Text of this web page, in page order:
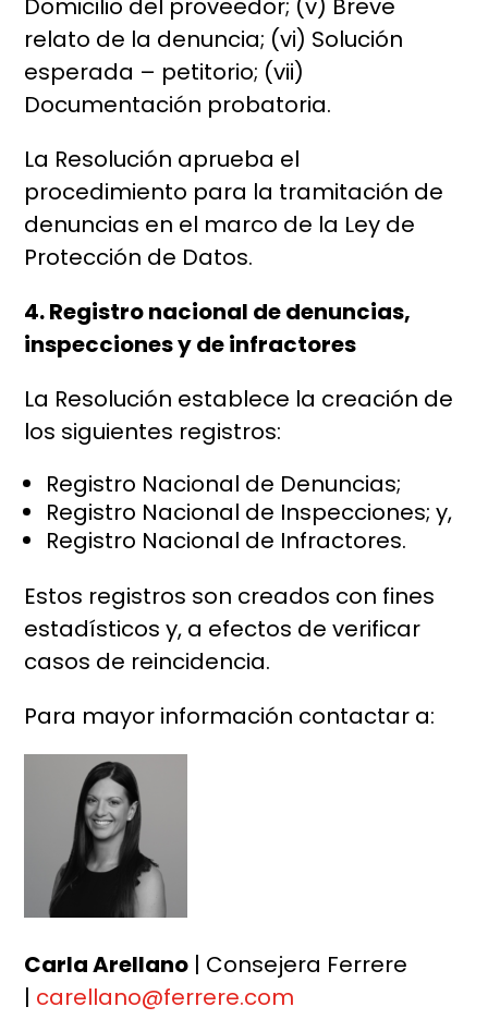
Domicilio del proveedor; (v) Breve
relato de la denuncia; (vi) Solución
esperada – petitorio; (vii)
Documentación probatoria.
La Resolución aprueba el
procedimiento para la tramitación de
denuncias en el marco de la Ley de
Protección de Datos.
4. Registro nacional de denuncias,
inspecciones y de infractores
La Resolución establece la creación de
los siguientes registros:
Registro Nacional de Denuncias;
Registro Nacional de Inspecciones; y,
Registro Nacional de Infractores.
Estos registros son creados con fines
estadísticos y, a efectos de verificar
casos de reincidencia.
Para mayor información contactar a:
Carla Arellano | Consejera Ferrere
| carellano@ferrere.com